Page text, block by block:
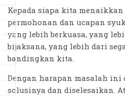
Kepada siapa kita
permohonan dan ucapan
yang lebih berkuasa, yang
bijaksana, yang lebih dari
bandingkan kita.
Dengan harapan masalah ini
solusinya dan diselesaikan.